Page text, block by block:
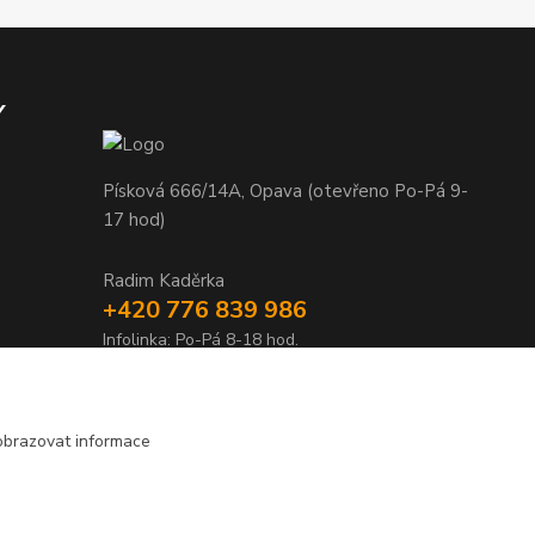
Písková 666/14A, Opava (otevřeno Po-Pá 9-
17 hod)
Radim Kaděrka
+420 776 839 986
Infolinka: Po-Pá 8-18 hod.
informace